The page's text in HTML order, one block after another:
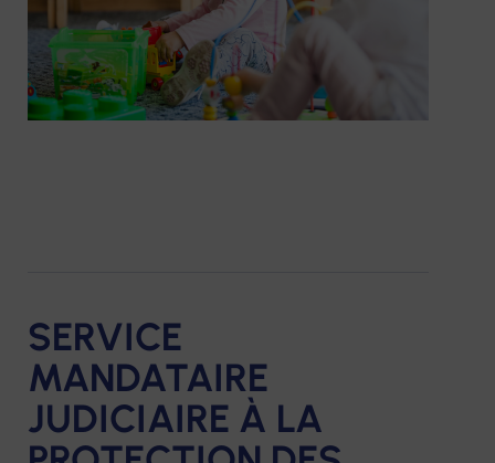
SERVICE
MANDATAIRE
JUDICIAIRE À LA